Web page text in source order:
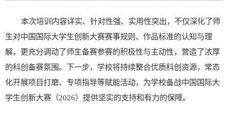
本次培训内容详实、针对性强、实用性突出，不仅深化了师
生对中国国际大学生创新大赛赛事规则、作品标准的认知与理
解，更充分调动了师生备赛参赛的积极性与主动性，营造了浓厚
的科创备赛氛围。下一步，学校将持续整合优质科创资源，常态
化开展项目打磨、专项指导等赋能活动，为学校备战中国国际大
学生创新大赛（2026）提供坚实的支持和有力的保障。